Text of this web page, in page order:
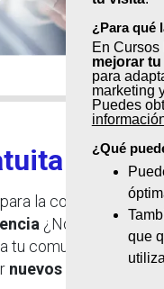
¿Para qué
En
mejorar
para
marketing
Puedes
¿Qué
que
la convocatoria
¿No has llegado
tu comunidad.
nuevos cursos